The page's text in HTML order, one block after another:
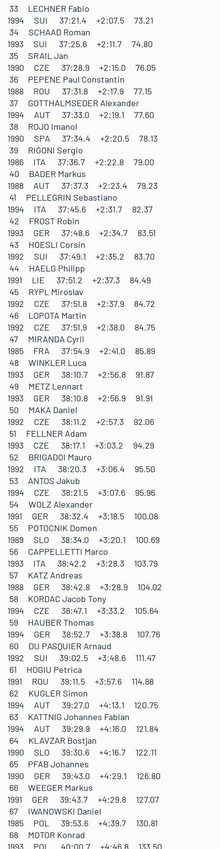
33 LECHNER Fabio
1994 SUI 37:21.4 +2:07.5 73.21
34 SCHAAD Roman
1993 SUI 37:25.6 +2:11.7 74.80
35 SRAIL Jan
1990 CZE 37:28.9 +2:15.0 76.05
36 PEPENE Paul Constantin
1988 ROU 37:31.8 +2:17.9 77.15
37 GOTTHALMSEDER Alexander
1994 AUT 37:33.0 +2:19.1 77.60
38 ROJO Imanol
1990 SPA 37:34.4 +2:20.5 78.13
39 RIGONI Sergio
1986 ITA 37:36.7 +2:22.8 79.00
40 BADER Markus
1988 AUT 37:37.3 +2:23.4 79.23
41 PELLEGRIN Sebastiano
1994 ITA 37:45.6 +2:31.7 82.37
42 FROST Robin
1993 GER 37:48.6 +2:34.7 83.51
43 HOESLI Corsin
1992 SUI 37:49.1 +2:35.2 83.70
44 HAELG Philipp
1991 LIE 37:51.2 +2:37.3 84.49
45 RYPL Miroslav
1992 CZE 37:51.8 +2:37.9 84.72
46 LOPOTA Martin
1992 CZE 37:51.9 +2:38.0 84.75
47 MIRANDA Cyril
1985 FRA 37:54.9 +2:41.0 85.89
48 WINKLER Luca
1993 GER 38:10.7 +2:56.8 91.87
49 METZ Lennart
1993 GER 38:10.8 +2:56.9 91.91
50 MAKA Daniel
1992 CZE 38:11.2 +2:57.3 92.06
51 FELLNER Adam
1993 CZE 38:17.1 +3:03.2 94.29
52 BRIGADOI Mauro
1992 ITA 38:20.3 +3:06.4 95.50
53 ANTOS Jakub
1994 CZE 38:21.5 +3:07.6 95.96
54 WOLZ Alexander
1991 GER 38:32.4 +3:18.5 100.08
55 POTOCNIK Domen
1989 SLO 38:34.0 +3:20.1 100.69
56 CAPPELLETTI Marco
1993 ITA 38:42.2 +3:28.3 103.79
57 KATZ Andreas
1988 GER 38:42.8 +3:28.9 104.02
58 KORDAC Jacob Tony
1994 CZE 38:47.1 +3:33.2 105.64
59 HAUBER Thomas
1994 GER 38:52.7 +3:38.8 107.76
60 DU PASQUIER Arnaud
1992 SUI 39:02.5 +3:48.6 111.47
61 HOGIU Petrica
1991 ROU 39:11.5 +3:57.6 114.88
62 KUGLER Simon
1994 AUT 39:27.0 +4:13.1 120.75
63 KATTNIG Johannes Fabian
1994 AUT 39:29.9 +4:16.0 121.84
64 KLAVZAR Bostjan
1990 SLO 39:30.6 +4:16.7 122.11
65 PFAB Johannes
1990 GER 39:43.0 +4:29.1 126.80
66 WEEGER Markus
1991 GER 39:43.7 +4:29.8 127.07
67 IWANOWSKI Daniel
1985 POL 39:53.6 +4:39.7 130.81
68 MOTOR Konrad
1993 POL 40:00.7 +4:46.8 133.50